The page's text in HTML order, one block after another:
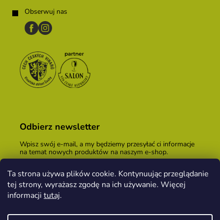
Ta strona używa plików cookie. Kontynuując przeglądanie
tej strony, wyrażasz zgodę na ich używanie. Więcej
informacji tutaj.
Obserwuj nas
Odbierz newsletter
Wpisz swój e-mail, a my będziemy przesyłać ci informacje
na temat nowych produktów na naszym e-shop.
Podając adres e-mail, zgadzasz się zwarunkami
handlowymi
ZALOGUJ SIĘ